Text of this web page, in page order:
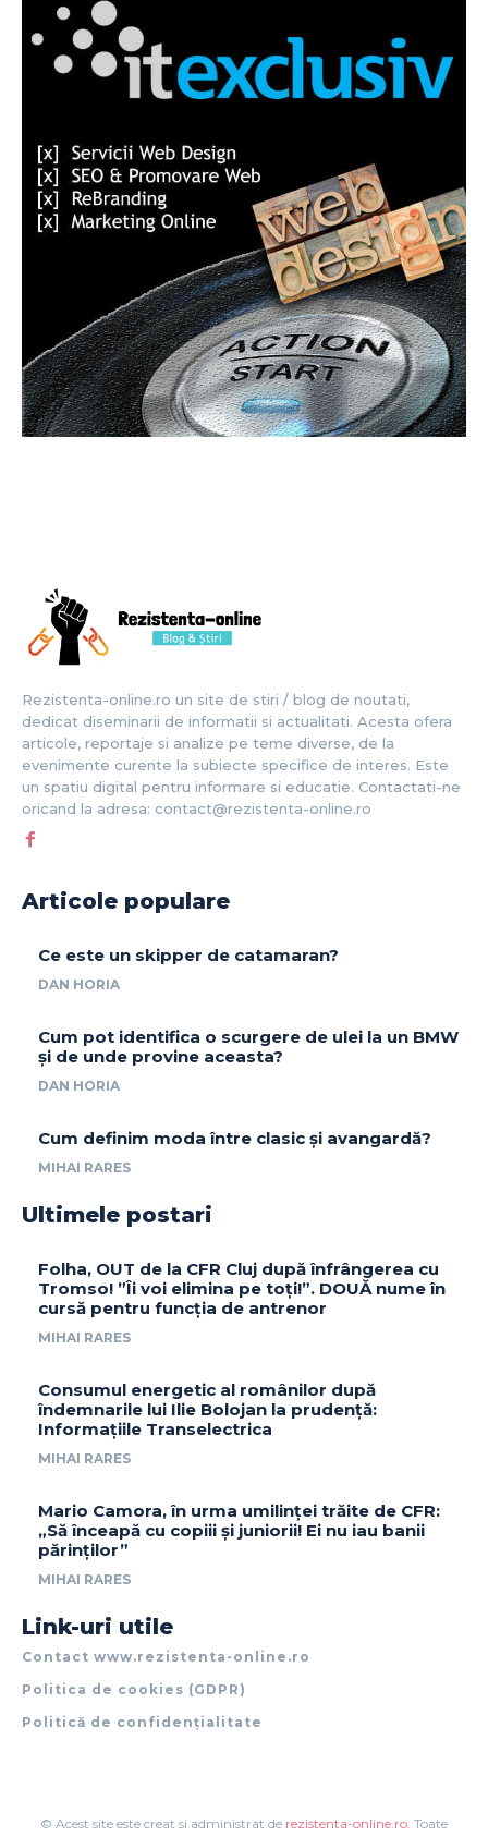
Rezistenta-online.ro un site de stiri / blog de noutati,
dedicat diseminarii de informatii si actualitati. Acesta ofera
articole, reportaje si analize pe teme diverse, de la
evenimente curente la subiecte specifice de interes. Este
un spatiu digital pentru informare si educatie. Contactati-ne
oricand la adresa: contact@rezistenta-online.ro
Articole populare
Ce este un skipper de catamaran?
DAN HORIA
Cum pot identifica o scurgere de ulei la un BMW
și de unde provine aceasta?
DAN HORIA
Cum definim moda între clasic și avangardă?
MIHAI RARES
Ultimele postari
Folha, OUT de la CFR Cluj după înfrângerea cu
Tromso! ”Îi voi elimina pe toți!”. DOUĂ nume în
cursă pentru funcția de antrenor
MIHAI RARES
Consumul energetic al românilor după
îndemnarile lui Ilie Bolojan la prudență:
Informațiile Transelectrica
MIHAI RARES
Mario Camora, în urma umilinței trăite de CFR:
„Să înceapă cu copiii și juniorii! Ei nu iau banii
părinților”
MIHAI RARES
Link-uri utile
Contact www.rezistenta-online.ro
Politica de cookies (GDPR)
Politică de confidențialitate
© Acest site este creat si administrat de rezistenta-online.ro. Toate